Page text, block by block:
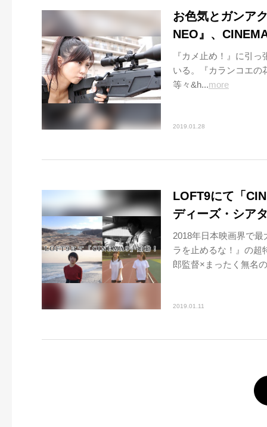
お色気とガンア
NEO』、
『カメ止め！』に引
いる。『カランコエの
等々&h...more
2019.01.28
LOFT9にて「
ディーズ・シア
2018年日本映画界で
ラを止めるな！』の超
郎監督×まったく無名
2019.01.11